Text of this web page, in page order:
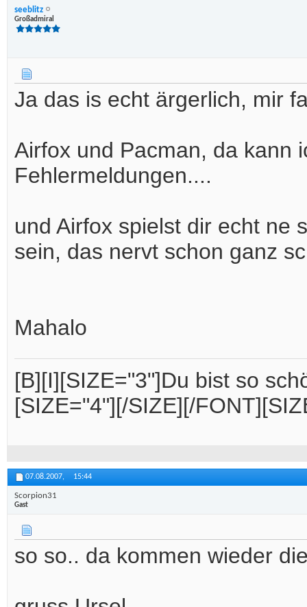
seeblitz
Großadmiral
Ja das is echt ärgerlich, mir
Airfox und Pacman, da kann
Fehlermeldungen....
und Airfox spielst dir echt ne
sein, das nervt schon ganz
Mahalo
[B][I][SIZE="3"]Du bist so
[SIZE="4"][/SIZE][/
07.08.2007, 15:44
Scorpion31
Gast
so so.. da kommen wieder